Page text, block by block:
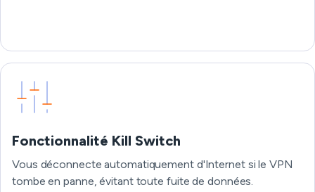
Fonctionnalité Kill Switch
Vous déconnecte automatiquement d'Internet si le VPN
tombe en panne, évitant toute fuite de données.